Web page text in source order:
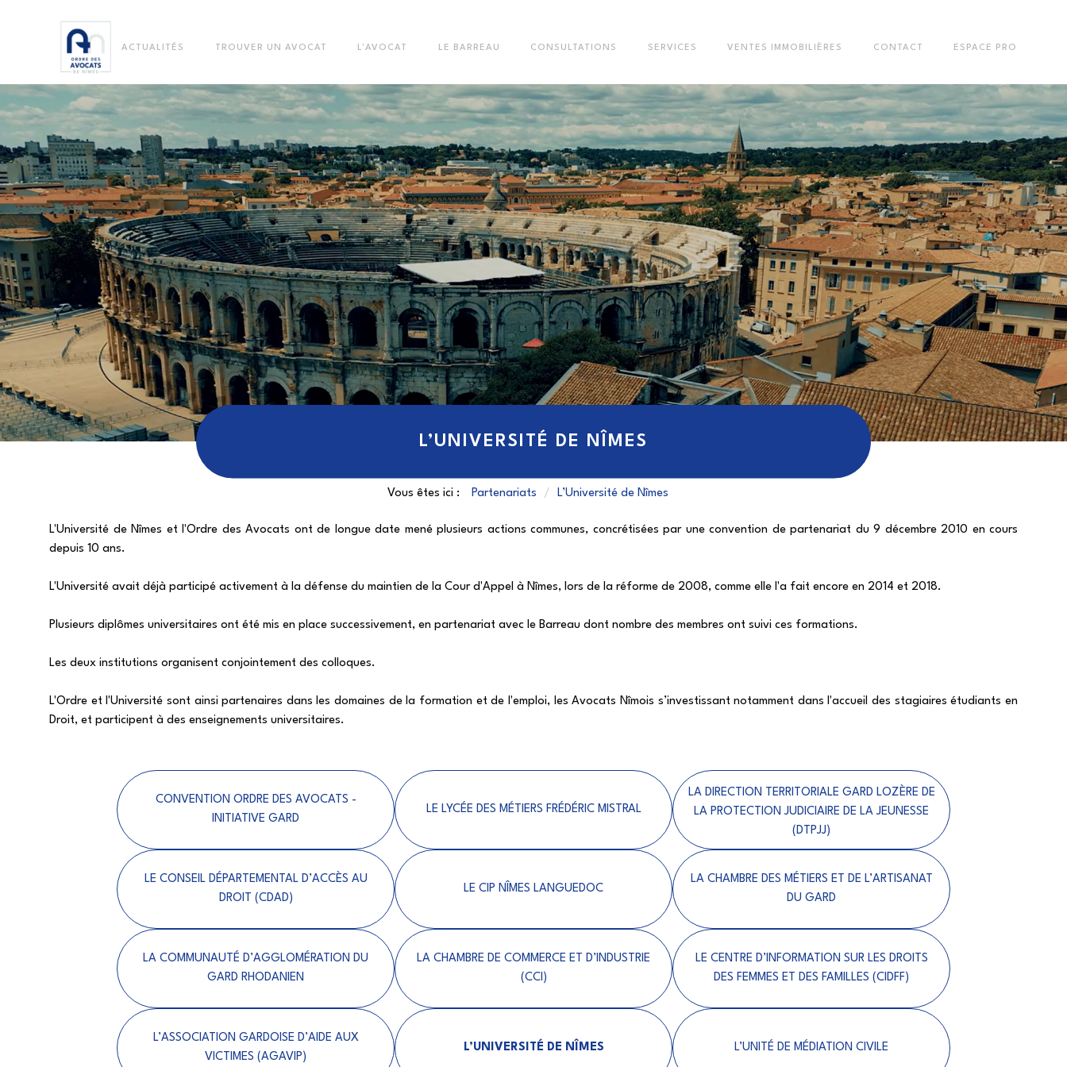
ACTUALITÉS TROUVER UN AVOCAT L'AVOCAT LE BARREAU CONSULTATIONS SERVICES VENTES IMMOBILIÈRES CONTACT ESPACE PRO
L’UNIVERSITÉ DE NÎMES
Vous êtes ici : Partenariats L’Université de Nîmes
L'Université de Nîmes et l'Ordre des Avocats ont de longue date mené plusieurs actions communes, concrétisées par une convention de partenariat du 9 décembre 2010 en cours
depuis 10 ans.
L'Université avait déjà participé activement à la défense du maintien de la Cour d'Appel à Nîmes, lors de la réforme de 2008, comme elle l'a fait encore en 2014 et 2018.
Plusieurs diplômes universitaires ont été mis en place successivement, en partenariat avec le Barreau dont nombre des membres ont suivi ces formations.
Les deux institutions organisent conjointement des colloques.
L'Ordre et l'Université sont ainsi partenaires dans les domaines de la formation et de l'emploi, les Avocats Nîmois s’investissant notamment dans l'accueil des stagiaires étudiants en
Droit, et participent à des enseignements universitaires.
CONVENTION ORDRE DES AVOCATS -
INITIATIVE GARD
LE LYCÉE DES MÉTIERS FRÉDÉRIC MISTRAL
LA DIRECTION TERRITORIALE GARD LOZÈRE DE
LA PROTECTION JUDICIAIRE DE LA JEUNESSE
(DTPJJ)
LE CONSEIL DÉPARTEMENTAL D’ACCÈS AU
DROIT (CDAD)
LE CIP NÎMES LANGUEDOC
LA CHAMBRE DES MÉTIERS ET DE L’ARTISANAT
DU GARD
LA COMMUNAUTÉ D’AGGLOMÉRATION DU
GARD RHODANIEN
LA CHAMBRE DE COMMERCE ET D’INDUSTRIE
(CCI)
LE CENTRE D’INFORMATION SUR LES DROITS
DES FEMMES ET DES FAMILLES (CIDFF)
L’ASSOCIATION GARDOISE D’AIDE AUX
VICTIMES (AGAVIP)
L’UNIVERSITÉ DE NÎMES L’UNITÉ DE MÉDIATION CIVILE